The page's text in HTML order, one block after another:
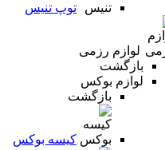
توپ تنیس
لوازم رزمی
بازگشت
لوازم بوکس
بازگشت
کیسه بوکس